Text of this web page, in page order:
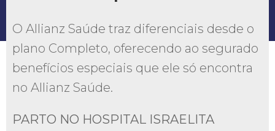
O Allianz Saúde traz diferenciais desde o
plano Completo, oferecendo ao segurado
benefícios especiais que ele só encontra
no Allianz Saúde.
PARTO NO HOSPITAL ISRAELITA